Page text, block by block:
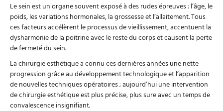
Le sein est un organe souvent exposé à des rudes épreuves : l’âge, le
poids, les variations hormonales, la grossesse et l’allaitement. Tous
ces facteurs accélèrent le processus de vieillissement, accentuent la
dysharmonie de la poitrine avec le reste du corps et causent la perte
de fermeté du sein.
La chirurgie esthétique a connu ces dernières années une nette
progression grâce au développement technologique et l’apparition
de nouvelles techniques opératoires ; aujourd’hui une intervention
de chirurgie esthétique est plus précise, plus sure avec un temps de
convalescence insignifiant.